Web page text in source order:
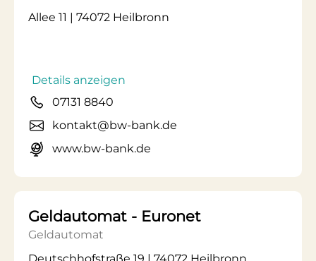
Allee 11 | 74072 Heilbronn
Details anzeigen
07131 8840
kontakt@bw-bank.de
www.bw-bank.de
Geldautomat - Euronet
Geldautomat